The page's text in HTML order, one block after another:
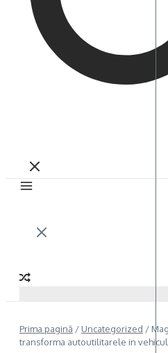
Prima pagină / Uncategorized /
transforma autoutilitarele in